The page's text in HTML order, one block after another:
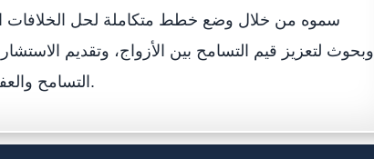
سموه من خلال وضع خطط متكاملة لحل الخلافات
وبحوث لتعزيز قيم التسامح بين الأزواج، وتقديم
التسامح والعفو أفضل الطرق للقضاء على الخلافات الأسرية.